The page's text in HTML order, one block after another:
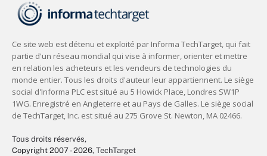
Tous droits réservés,
Copyright 2007 - 2026, TechTarget